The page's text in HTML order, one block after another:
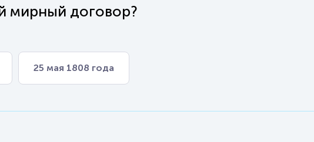
мирный договор?
25 мая 1808 года